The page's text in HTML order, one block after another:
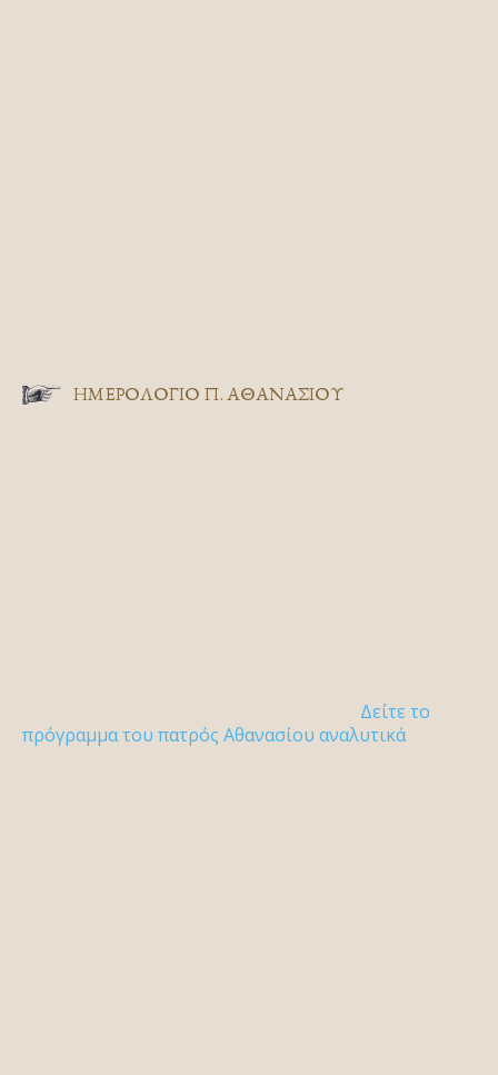
ΗΜΕΡΟΛΟΓΙΟ Π. ΑΘΑΝΑΣΙΟΥ
Δείτε το
πρόγραμμα του πατρός Αθανασίου αναλυτικά